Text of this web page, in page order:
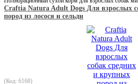
Craftia Natura Adult Dogs Для взрослых
пород из лосося и сельди
(Код: 6168)